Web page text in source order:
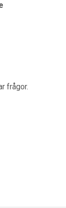
frågor.